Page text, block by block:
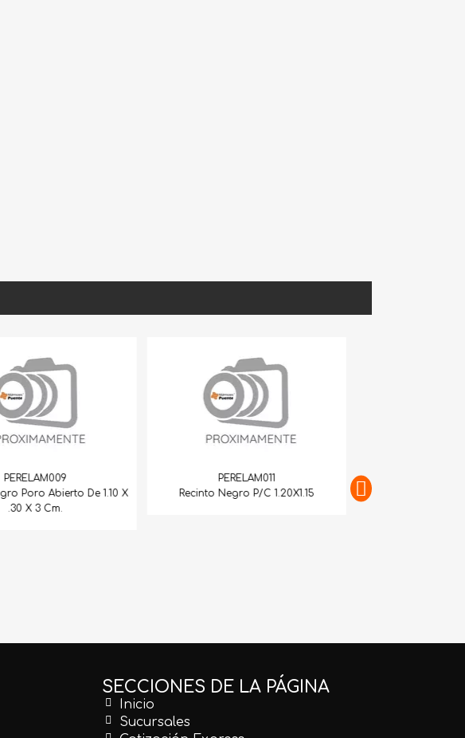
PERELAM009
Poro Abierto De 1.10 X
.30 X 3 Cm.
PERELAM011
Recinto Negro P/C 1.20X1.15
SECCIONES DE LA PÁGINA
Inicio
Sucursales